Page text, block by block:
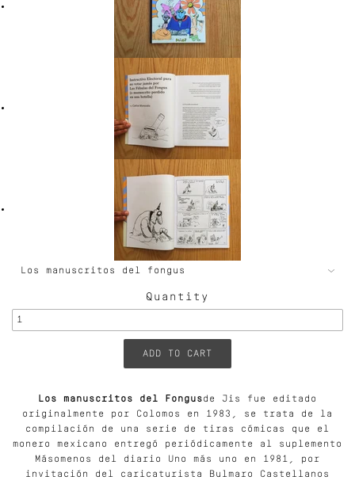
Quantity
Los manuscritos del Fongusde Jis fue editado
originalmente por Colomos en 1983, se trata de la
compilación de una serie de tiras cómicas que el
monero mexicano entregó periódicamente al suplemento
Másomenos del diario Uno más uno en 1981, por
invitación del caricaturista Bulmaro Castellanos